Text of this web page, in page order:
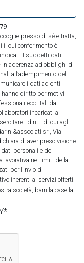
presso di sé e tratta,
il cui conferimento è
I suddetti dati
aderenza ad obblighi di
all’adempimento del
i dati ad enti
diritto per motivi
ecc. Tali dati
incaricati al
i diritti di cui agli
srl, Via
di aver preso visione
personali e dei
lavorativa nei limiti della
per l’invio di
inerenti ai servizi offerti.
società, barri la casella